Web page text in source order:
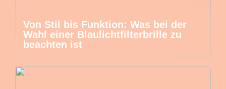
Von Stil bis Funktion: Was bei der
Wahl einer Blaulichtfilterbrille zu
beachten ist